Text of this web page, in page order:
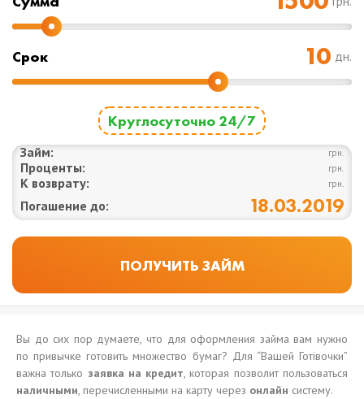
Срок дн.
Круглосуточно 24/7
Займ: грн.
Проценты: грн.
К возврату: грн.
Погашение до: 18.03.2019
Вы до сих пор думаете, что для оформления займа вам нужно
по привычке готовить множество бумаг? Для “Вашей Готівочки”
важна только заявка на кредит, которая позволит пользоваться
наличными, перечисленными на карту через онлайн систему.